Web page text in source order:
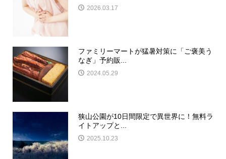
2026.03.17
ファミリーマートが猛暑対策に「ご褒美う
なぎ」予約販...
2024.05.29
狭山公園が10日間限定で異世界に！無料ラ
イトアップと...
2025.10.23